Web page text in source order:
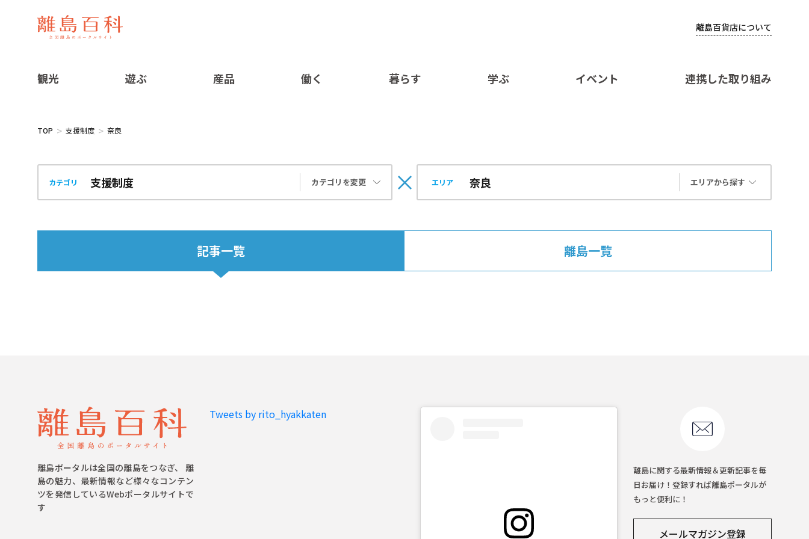
離島百貨店について
観光 遊ぶ 産品 働く 暮らす 学ぶ イベント 連携した取り組み
TOP 支援制度 奈良
カテゴリ カテゴリを変更 エリア エリアから探す
記事一覧 離島一覧
離島ポータルは全国の離島をつなぎ、 離
島の魅力、最新情報など様々なコンテン
ツを発信しているWebポータルサイトで
す
Tweets by rito_hyakkaten
離島に関する最新情報＆更新記事を毎
日お届け！登録すれば離島ポータルが
もっと便利に！
メールマガジン登録